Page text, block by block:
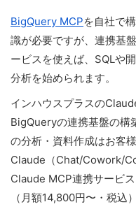
BigQuery MCPを自社で
識が必要ですが、連携基
ービスを使えば、SQLや
分析を始められます。
インハウスプラスの
BigQueryの連携基盤の構
の分析・資料作成はお客
Claude（Chat/Cowork/
Claude MCP連携サービ
（月額14,800円〜・税込